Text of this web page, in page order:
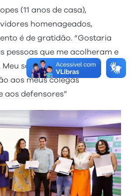
(11 anos de casa),
homenageados,
é de gratidão. “Gostaria
pessoas que me acolheram e
sentimento neste
aos meus colegas
aos defensores”